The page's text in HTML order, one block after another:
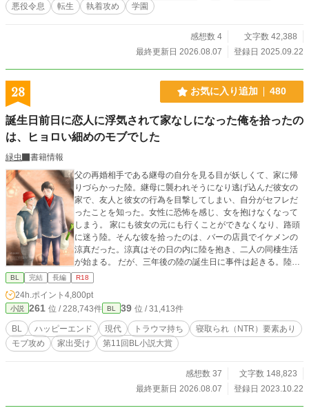
悪役令息
転生 執着攻め 学園
感想数 4
文字数 42,388
最終更新日 2026.08.07
登録日 2025.09.22
28 お気に入り追加 480
誕生日前日に恋人に浮気されて家なしになった俺を拾ったの
は、ヒョロい細めのモブでした
緑虫
書籍情報
父の再婚相手である継母の自分を見る目が妖しくて、家に帰
りづらかった陸。継母に襲われそうになり逃げ込んだ彼女の
家で、友人と彼女の行為を目撃してしまい、自分がセフレだ
ったことを知った。女性に恐怖を感じ、女を抱けなくなって
しまう。 家にも彼女の元にも行くことができなくなり、路頭
に迷う陸。そんな彼を拾ったのは、バーの店員でイケメンの
涼真だった。涼真はその日の内に陸を抱き、二人の同棲生活
が始まる。 だが、三年後の陸の誕生日に事件は起きる。陸が
バイトをしているコンビニからケーキを買って帰ると、涼真
の浮気現場を目撃してしまったのだ。 家出の原因となったト
ラウマを再び見せられた陸は、耐え切れず荷物をまとめて家
を飛び出す。 雪の中行くあてもなく困った陸は、ひと晩の宿
を求めてコンビニの休憩室を目指す。 その日に深夜シフトに
入っていたのは、大学生のひょろい細めの細木史也。史也は
泣いてしまった陸の話を聞いて、同居を申し出る。 困ってい
信用できない。絶対心を開かないと決意する陸だったが、史
也のおかんな優しさにどんどん絆されてしまい――。 裏切ら
BL 完結 長編 R18
24h.ポイント 4,800pt
小説 261 位 / 228,743件 BL 39 位 / 31,413件
BL ハッピーエンド 現代 トラウマ持ち
寝取られ（NTR）要素あり
モブ攻め
家出受け 第11回BL小説大賞
感想数 37
文字数 148,823
最終更新日 2026.08.07
登録日 2023.10.22